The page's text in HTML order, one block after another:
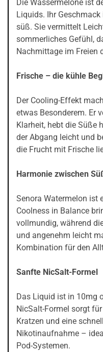
Die Wassermelone ist
Liquids. Ihr
süß. Sie vermittelt
sommerliches Gefühl,
Nachmittage im Freien
Frische – die kühle
Der Cooling-Effekt
etwas Besonderem. Er
Klarheit, hebt die Süße
der Abgang leicht und
die Frucht mit Frische
Harmonie zwischen
Senora Watermelon ist
Coolness in Balance
vollmundig, während
und angenehm leicht
Kombination für den
Sanfte NicSalt-Formel
Das Liquid ist in 10mg
NicSalt-Formel sorgt
Kratzen und eine
Nikotinaufnahme –
Pod-Systemen.